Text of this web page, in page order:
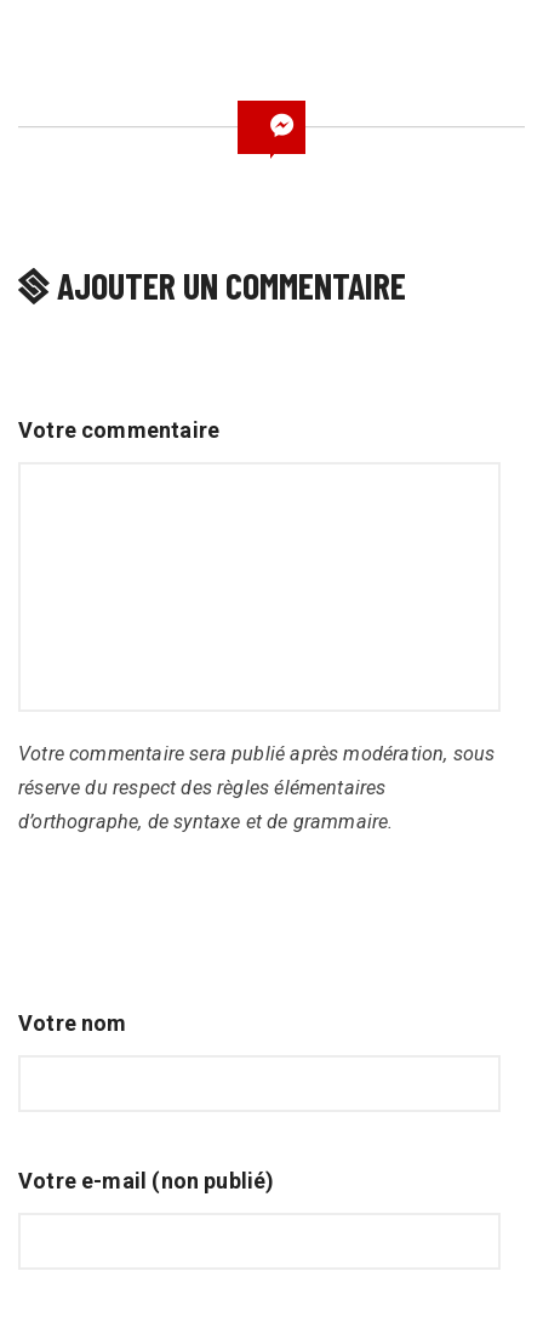
AJOUTER UN COMMENTAIRE
Votre commentaire
Votre commentaire sera publié après modération, sous
réserve du respect des règles élémentaires
d’orthographe, de syntaxe et de grammaire.
Votre nom
Votre e-mail (non publié)